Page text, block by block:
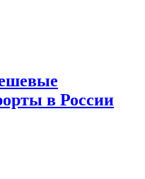
в России